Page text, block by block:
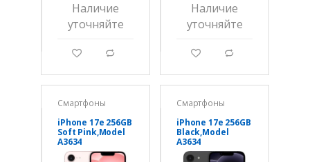
Наличие
уточняйте
g d
Наличие
уточняйте
g d
Смартфоны
iPhone 17e 256GB
Soft Pink,Model
A3634
Смартфоны
iPhone 17e 256GB
Black,Model
A3634